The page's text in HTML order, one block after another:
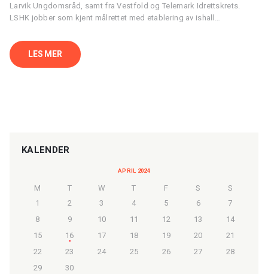
Larvik Ungdomsråd, samt fra Vestfold og Telemark Idrettskrets.
LSHK jobber som kjent målrettet med etablering av ishall…
LES MER
KALENDER
APRIL 2024
M T W T F S
S
1
2 3 4 5 6
7
8
9 10 11 12 13
14
15
16 17 18 19 20
21
22
23 24 25 26 27
28
29
30